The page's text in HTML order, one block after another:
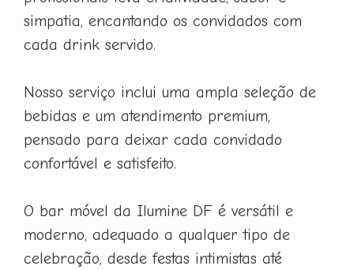
simpatia, encantando os convidados com
cada drink servido.
Nosso serviço inclui uma ampla seleção de
bebidas e um atendimento premium,
pensado para deixar cada convidado
confortável e satisfeito.
O bar móvel da Ilumine DF é versátil e
moderno, adequado a qualquer tipo de
celebração, desde festas intimistas até